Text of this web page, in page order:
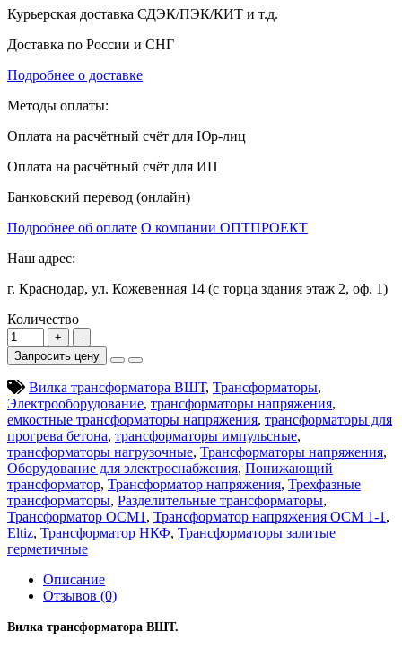
Курьерская доставка СДЭК/ПЭК/КИТ и т.д.
Доставка по России и СНГ
Подробнее о доставке
Методы оплаты:
Оплата на расчётный счёт для Юр-лиц
Оплата на расчётный счёт для ИП
Банковский перевод (онлайн)
Подробнее об оплате О компании ОПТПРОЕКТ
Наш адрес:
г. Краснодар, ул. Кожевенная 14 (с торца здания этаж 2, оф. 1)
Количество
Запросить цену
Вилка трансформатора ВШТ, Трансформаторы,
Электрооборудование, трансформаторы напряжения,
емкостные трансформаторы напряжения, трансформаторы для
прогрева бетона, трансформаторы импульсные,
трансформаторы нагрузочные, Трансформаторы напряжения,
Оборудование для электроснабжения, Понижающий
трансформатор, Трансформатор напряжения, Трехфазные
трансформаторы, Разделительные трансформаторы,
Трансформатор ОСМ1 , Трансформатор напряжения ОСМ 1-1 ,
Eltiz, Трансформатор НКФ, Трансформаторы залитые
герметичные
Описание
Отзывов (0)
Вилка трансформатора ВШТ.